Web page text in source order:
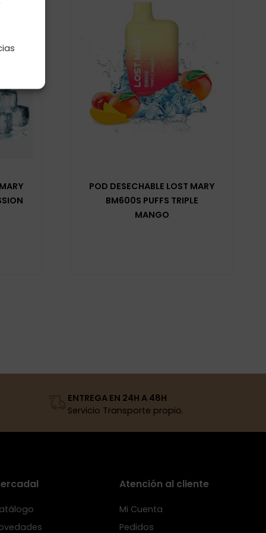
POD DESECHABLE LOST MARY
BM600S PUFFS TRIPLE
MANGO
ENTREGA EN 24H A 48H
Servicio Transporte propio.
Atención al cliente
Mi Cuenta
Pedidos